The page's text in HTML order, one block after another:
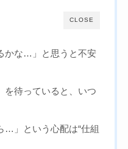
CLOSE
かな…」と思うと不安
を待っていると、いつ
…」という心配は“仕組